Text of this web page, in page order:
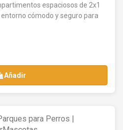
espacio seguro para tus
y asegura el
deprecios
que tu mascota
espaciosos de 2x1
cómodo y seguro para
Añadir